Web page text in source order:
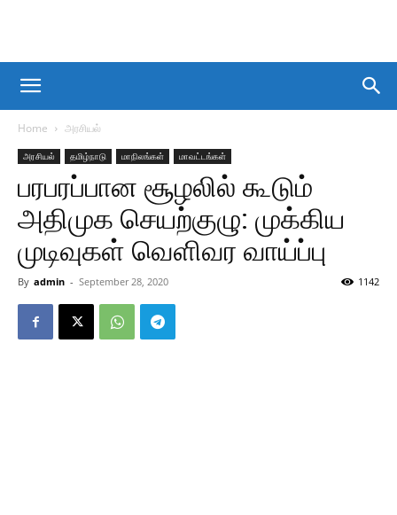
Home அரசியல்
அரசியல் தமிழ்நாடு மாநிலங்கள் மாவட்டங்கள்
பரபரப்பான சூழலில் கூடும்
அதிமுக செயற்குழு: முக்கிய
முடிவுகள் வெளிவர வாய்ப்பு
By admin - September 28, 2020 1142